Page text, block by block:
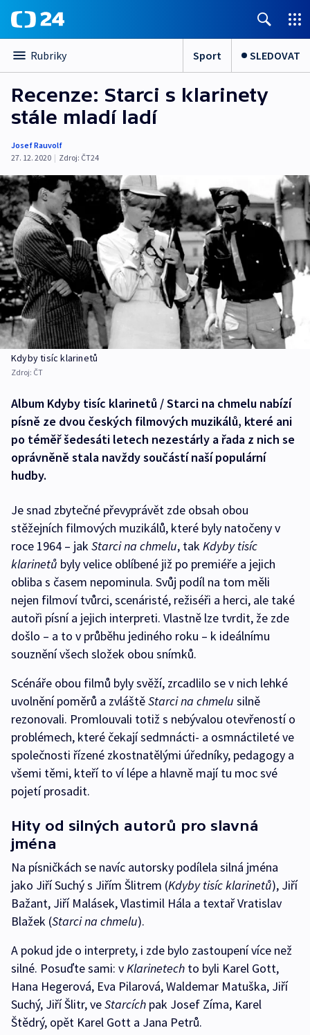
Rubriky Sport SLEDOVAT
Recenze: Starci s klarinety
stále mladí ladí
Josef Rauvolf
27. 12. 2020 | Zdroj: ČT24
Kdyby tisíc klarinetů
Zdroj: ČT
Album Kdyby tisíc klarinetů / Starci na chmelu nabízí
písně ze dvou českých filmových muzikálů, které ani
po téměř šedesáti letech nezestárly a řada z nich se
oprávněně stala navždy součástí naší populární
hudby.
Je snad zbytečné převyprávět zde obsah obou
stěžejních filmových muzikálů, které byly natočeny v
roce 1964 – jakStarci na chmelu, takKdyby tisíc
klarinetů byly velice oblíbené již po premiéře a jejich
obliba s časem nepominula. Svůj podíl na tom měli
nejen filmoví tvůrci, scenáristé, režiséři a herci, ale také
autoři písní a jejich interpreti. Vlastně lze tvrdit, že zde
došlo – a to v průběhu jediného roku – k ideálnímu
souznění všech složek obou snímků.
Scénáře obou filmů byly svěží, zrcadlilo se v nich lehké
uvolnění poměrů a zvláštěStarci na chmelu silně
rezonovali. Promlouvali totiž s nebývalou otevřeností o
problémech, které čekají sedmnácti- a osmnáctileté ve
společnosti řízené zkostnatělými úředníky, pedagogy a
všemi těmi, kteří to ví lépe a hlavně mají tu moc své
pojetí prosadit.
Hity od silných autorů pro slavná
jména
Na písničkách se navíc autorsky podílela silná jména
jako Jiří Suchý s Jiřím Šlitrem (Kdyby tisíc klarinetů), Jiří
Bažant, Jiří Malásek, Vlastimil Hála a textař Vratislav
Blažek (Starci na chmelu).
A pokud jde o interprety, i zde bylo zastoupení více než
silné. Posuďte sami: vKlarinetech to byli Karel Gott,
Hana Hegerová, Eva Pilarová, Waldemar Matuška, Jiří
Suchý, Jiří Šlitr, veStarcích pak Josef Zíma, Karel
Štědrý, opět Karel Gott a Jana Petrů.